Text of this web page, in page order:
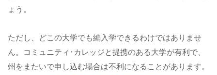
ょう。
ただし、どこの大学でも編入学できるわけではありませ
ん。コミュニティ･カレッジと提携のある大学が有利で、
州をまたいで申し込む場合は不利になることがあります。